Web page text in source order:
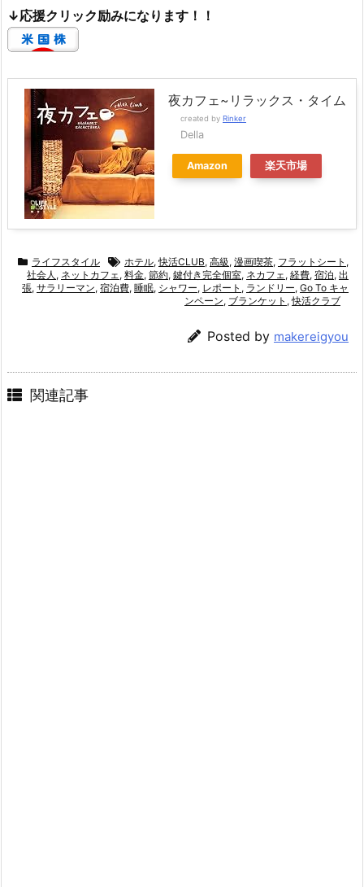
↓応援クリック励みになります！！
夜カフェ~リラックス・タイム
created by Rinker
Della
Amazon 楽天市場
ライフスタイル ホテル,快活CLUB, 高級, 漫画喫茶, フラットシート ,
社会人 , ネットカフェ, 料金, 節約, 鍵付き完全個室, ネカフェ, 経費, 宿泊, 出
張, サラリーマン, 宿泊費, 睡眠, シャワー, レポート , ランドリー, Go To キャ
ンペーン, ブランケット ,快活クラブ
Posted by makereigyou
関連記事